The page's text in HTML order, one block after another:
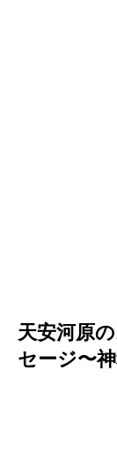
天安河原
セージ〜